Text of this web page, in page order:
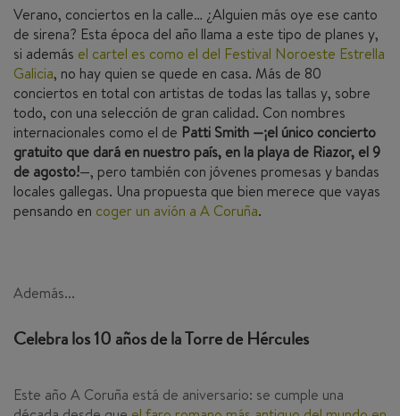
Verano, conciertos en la calle… ¿Alguien más oye ese canto
de sirena? Esta época del año llama a este tipo de planes y,
si además el cartel es como el del Festival Noroeste Estrella
Galicia, no hay quien se quede en casa. Más de 80
conciertos en total con artistas de todas las tallas y, sobre
todo, con una selección de gran calidad. Con nombres
internacionales como el de Patti Smith —¡el único concierto
gratuito que dará en nuestro país, en la playa de Riazor, el 9
de agosto!—, pero también con jóvenes promesas y bandas
locales gallegas. Una propuesta que bien merece que vayas
pensando en coger un avión a A Coruña.
Además...
Celebra los 10 años de la Torre de Hércules
Este año A Coruña está de aniversario: se cumple una